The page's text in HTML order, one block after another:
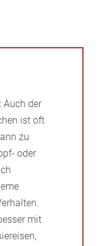
Auch der
ist oft
zu
oder
mit